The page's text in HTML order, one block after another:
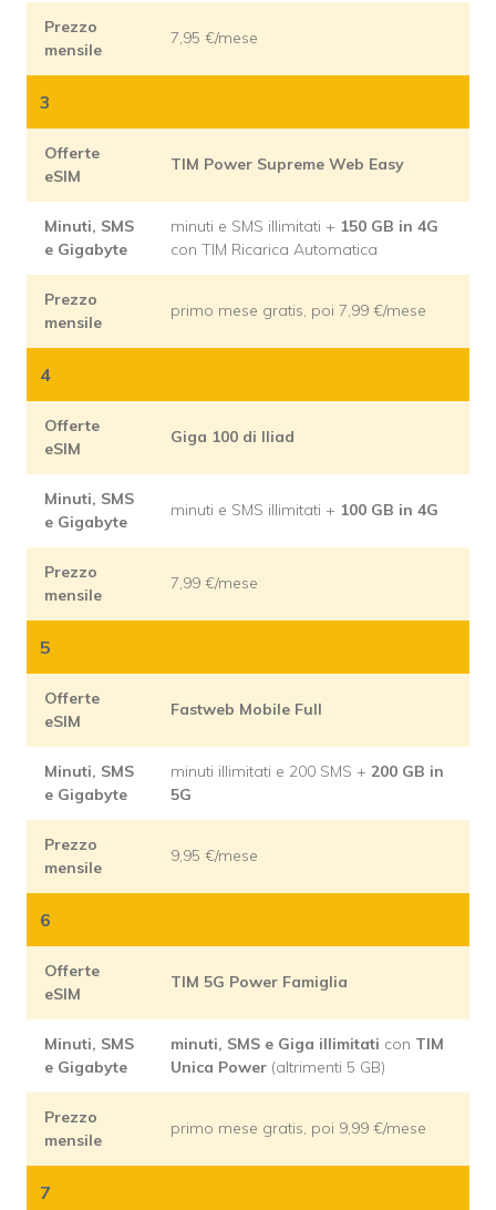
Prezzo
mensile
7,95 €/mese
3
Offerte
eSIM
TIM Power Supreme Web Easy
Minuti, SMS
e Gigabyte
minuti e SMS illimitati + 150 GB in 4G
con TIM Ricarica Automatica
Prezzo
mensile
primo mese gratis, poi 7,99 €/mese
4
Offerte
eSIM
Giga 100 di Iliad
Minuti, SMS
e Gigabyte
minuti e SMS illimitati + 100 GB in 4G
Prezzo
mensile
7,99 €/mese
5
Offerte
eSIM
Fastweb Mobile Full
Minuti, SMS
e Gigabyte
minuti illimitati e 200 SMS + 200 GB in
5G
Prezzo
mensile
9,95 €/mese
6
Offerte
eSIM
TIM 5G Power Famiglia
Minuti, SMS
e Gigabyte
minuti, SMS e Giga illimitati con TIM
Unica Power (altrimenti 5 GB)
Prezzo
mensile
primo mese gratis, poi 9,99 €/mese
7